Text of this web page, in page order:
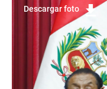
Descargar foto